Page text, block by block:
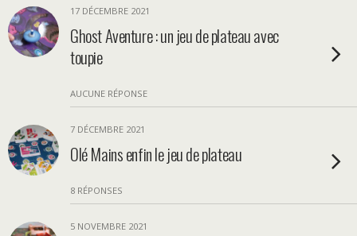
17 DÉCEMBRE 2021
Ghost Aventure : un jeu de plateau avec
toupie
AUCUNE RÉPONSE
7 DÉCEMBRE 2021
Olé Mains enfin le jeu de plateau
8 RÉPONSES
5 NOVEMBRE 2021